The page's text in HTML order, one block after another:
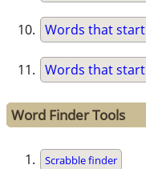
Words that
Words that
Word Finder Tools
Scrabble finder